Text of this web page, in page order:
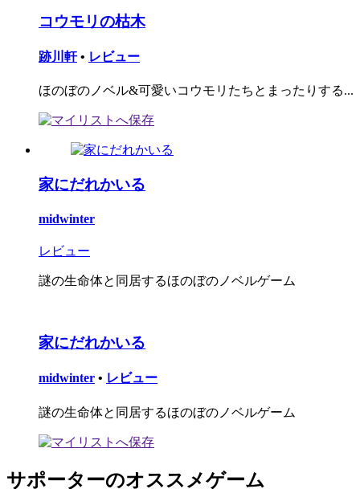
コウモリの枯木
跡川軒 • レビュー
ほのぼのノベル&可愛いコウモリたちとまったりする...
家にだれかいる
midwinter
レビュー
謎の生命体と同居するほのぼのノベルゲーム
家にだれかいる
midwinter • レビュー
謎の生命体と同居するほのぼのノベルゲーム
サポーターのオススメゲーム